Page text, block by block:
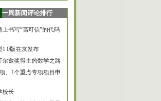
一周新闻评论排行
书写“高可信”的代码
1.0版在京发布
尔兹奖得主的数学之路
、1个重点专项项目申
校长